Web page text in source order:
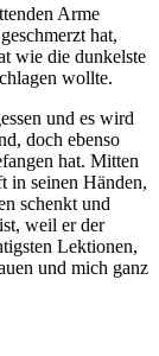
Arme
hat,
wie die dunkelste
wollte.
und es wird
doch ebenso
hat. Mitten
in seinen Händen,
schenkt und
weil er der
Lektionen,
und mich ganz